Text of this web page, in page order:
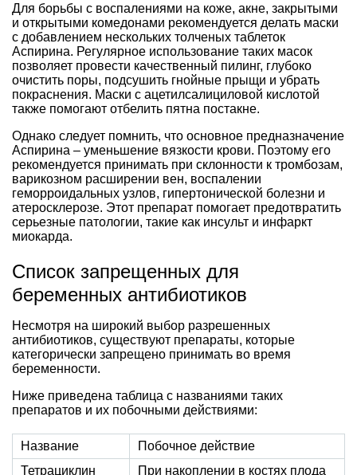
Для борьбы с воспалениями на коже, акне, закрытыми
и открытыми комедонами рекомендуется делать маски
с добавлением нескольких толченых таблеток
Аспирина. Регулярное использование таких масок
позволяет провести качественный пилинг, глубоко
очистить поры, подсушить гнойные прыщи и убрать
покраснения. Маски с ацетилсалициловой кислотой
также помогают отбелить пятна постакне.
Однако следует помнить, что основное предназначение
Аспирина – уменьшение вязкости крови. Поэтому его
рекомендуется принимать при склонности к тромбозам,
варикозном расширении вен, воспалении
геморроидальных узлов, гипертонической болезни и
атеросклерозе. Этот препарат помогает предотвратить
серьезные патологии, такие как инсульт и инфаркт
миокарда.
Список запрещенных для
беременных антибиотиков
Несмотря на широкий выбор разрешенных
антибиотиков, существуют препараты, которые
категорически запрещено принимать во время
беременности.
Ниже приведена таблица с названиями таких
препаратов и их побочными действиями:
Название
Побочное действие
Тетрациклин
При накоплении в костях плода